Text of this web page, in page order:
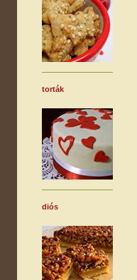
torták
diós